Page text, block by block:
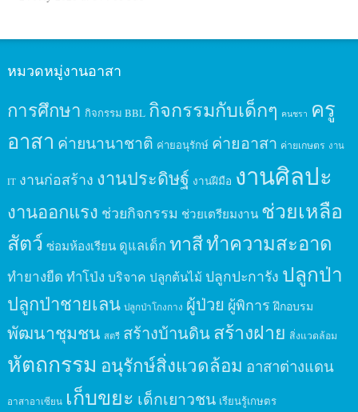
หมวดหมู่งานอาสา
การศึกษา กิจกรรม BBL กิจกรรมกับเด็กๆ คนชรา ครู
อาสา ค่ายนานาชาติ ค่ายอนุรักษ์ ค่ายอาสา ค่ายเกษตร งาน
IT งานก่อสร้าง งานประดิษฐ์ งานฝีมือ งานศิลปะ
งานออกแรง ช่วยกิจกรรม ช่วยเตรียมงาน ช่วยเหลือ
สัตว์ ซ่อมห้องเรียน ดูแลเด็ก ทาสีทำความสะอาด
ทำยางยืด ทำโป่ง บริจาค ปลูกต้นไม้ ปลูกปะการัง ปลูกป่า
ปลูกป่าชายเลน ปลูกป่าโกงกาง ผู้ป่วย ผู้พิการ ฝึกอบรม
พัฒนาชุมชน สตรี สร้างบ้านดินสร้างฝาย สิ่งแวดล้อม
หัตถกรรม อนุรักษ์สิ่งแวดล้อม อาสาต่างแดน
อาสาอาเซียน เก็บขยะ เด็กเยาวชน เรียนรู้เกษตร